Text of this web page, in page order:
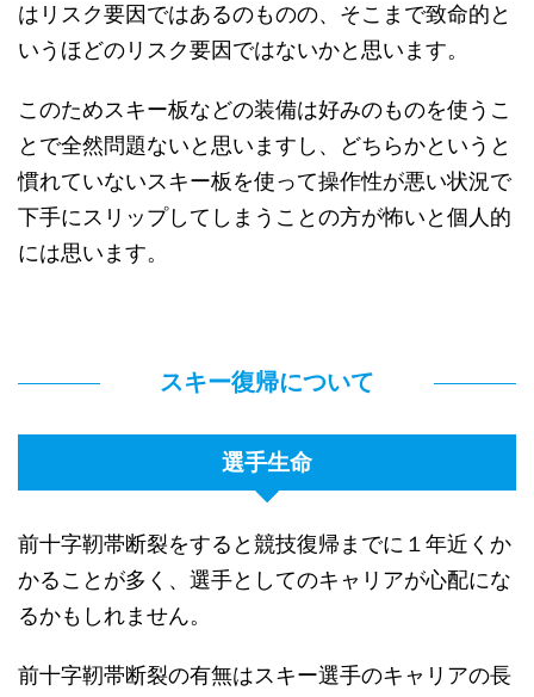
はリスク要因ではあるのものの、そこまで致命的と
いうほどのリスク要因ではないかと思います。
このためスキー板などの装備は好みのものを使うこ
とで全然問題ないと思いますし、どちらかというと
慣れていないスキー板を使って操作性が悪い状況で
下手にスリップしてしまうことの方が怖いと個人的
には思います。
スキー復帰について
選手生命
前十字靭帯断裂をすると競技復帰までに１年近くか
かることが多く、選手としてのキャリアが心配にな
るかもしれません。
前十字靭帯断裂の有無はスキー選手のキャリアの長